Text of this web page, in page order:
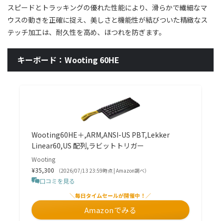
スピードとトラッキングの優れた性能により、滑らかで繊細なマ
ウスの動きを正確に捉え、美しさと機能性が結びついた精緻なス
テッチ加工は、耐久性を高め、ほつれを防ぎます。
キーボード：Wooting 60HE
Wooting60HE＋,ARM,ANSI-US PBT,Lekker
Linear60,US 配列,ラビットトリガー
Wooting
¥35,300
（2026/07/13 23:59時点 | Amazon調べ）
口コミを見る
＼毎日タイムセールが開催中！／
Amazonでみる